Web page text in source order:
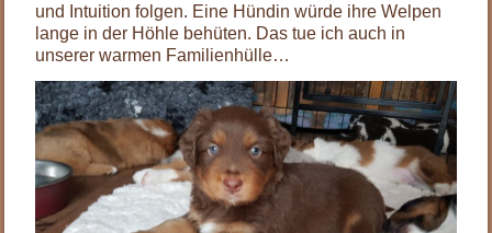
und Intuition folgen. Eine Hündin würde ihre Welpen
lange in der Höhle behüten. Das tue ich auch in
unserer warmen Familienhülle…